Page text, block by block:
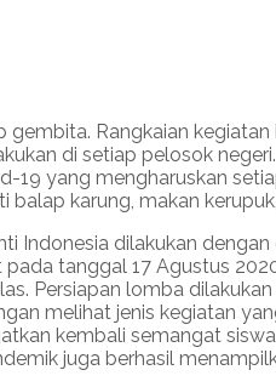
Rangkaian
di setiap pelosok
19 yang mengharuskan
karung, makan
Indonesia dilakukan
tanggal 17 Agustus
Persiapan lomba
melihat jenis kegiatan
kembali semangat
juga berhasil